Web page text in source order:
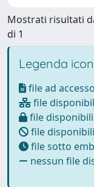
Mostrati risultati
di 1
Legenda
file ad
file
file
file
file sotto
nessun file